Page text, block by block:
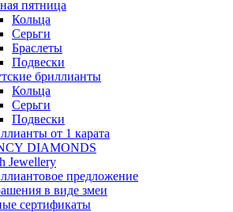
пятница
Кольца
Серьги
Браслеты
Подвески
бриллианты
Кольца
Серьги
Подвески
от 1 карата
DIAMONDS
Jewellery
предложение
в виде змеи
сертификаты